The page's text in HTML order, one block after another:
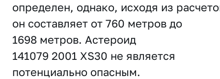
определен, однако, исходя из
он составляет от 760 метров до
1698 метров. Астероид
141079 2001 XS30 не является
потенциально опасным.